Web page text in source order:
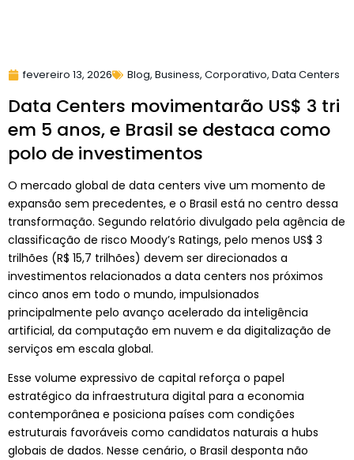
fevereiro 13, 2026 Blog, Business, Corporativo, Data Centers
Data Centers movimentarão US$ 3 tri
em 5 anos, e Brasil se destaca como
polo de investimentos
O mercado global de data centers vive um momento de
expansão sem precedentes, e o Brasil está no centro dessa
transformação. Segundo relatório divulgado pela agência de
classificação de risco Moody’s Ratings, pelo menos US$ 3
trilhões (R$ 15,7 trilhões) devem ser direcionados a
investimentos relacionados a data centers nos próximos
cinco anos em todo o mundo, impulsionados
principalmente pelo avanço acelerado da inteligência
artificial, da computação em nuvem e da digitalização de
serviços em escala global.
Esse volume expressivo de capital reforça o papel
estratégico da infraestrutura digital para a economia
contemporânea e posiciona países com condições
estruturais favoráveis como candidatos naturais a hubs
globais de dados. Nesse cenário, o Brasil desponta não